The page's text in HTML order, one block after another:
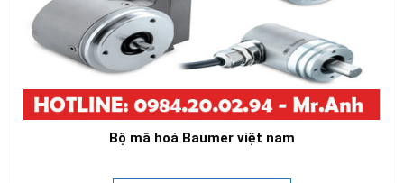
Bộ mã hoá Baumer việt nam